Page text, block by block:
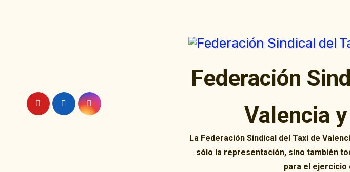
Federación
Valencia
La Federación Sindical del Taxi de
sólo la representación, sino también
para el ejercicio